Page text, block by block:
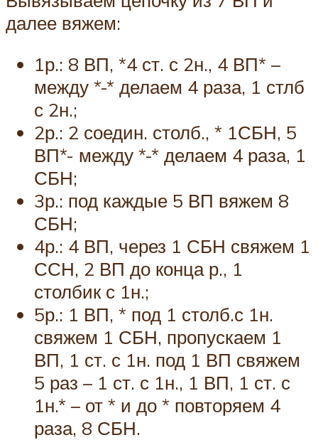
далее вяжем:
1р.: 8 ВП, *4 ст. с 2н., 4 ВП* –
между *-* делаем 4 раза, 1 стлб
с 2н.;
2р.: 2 соедин. столб., * 1СБН, 5
ВП*- между *-* делаем 4 раза, 1
СБН;
3р.: под каждые 5 ВП вяжем 8
СБН;
4р.: 4 ВП, через 1 СБН свяжем 1
ССН, 2 ВП до конца р., 1
столбик с 1н.;
5р.: 1 ВП, * под 1 столб.с 1н.
свяжем 1 СБН, пропускаем 1
ВП, 1 ст. с 1н. под 1 ВП свяжем
5 раз – 1 ст. с 1н., 1 ВП, 1 ст. с
1н.* – от * и до * повторяем 4
раза, 8 СБН.